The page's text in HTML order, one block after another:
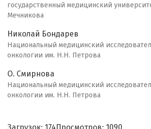
государственный медицинский
Мечникова
Николай Бондарев
Национальный медицинский
онкологии им. Н.Н. Петрова
О. Смирнова
Национальный медицинский
онкологии им. Н.Н. Петрова